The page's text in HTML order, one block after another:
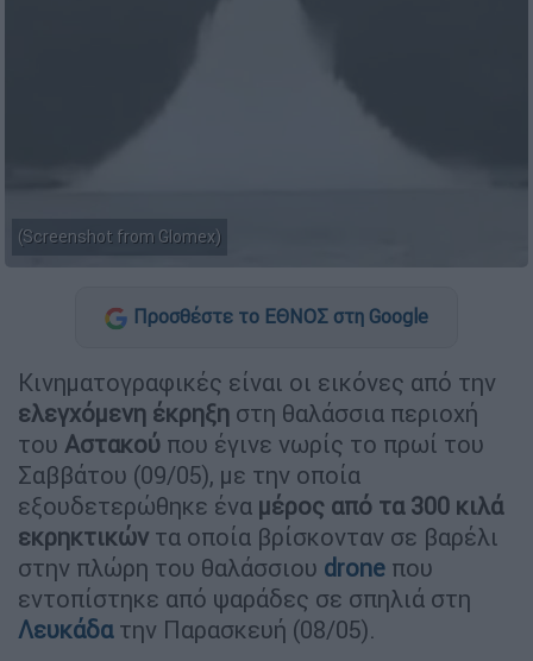
(Screenshot from Glomex)
Προσθέστε το ΕΘΝΟΣ στη Google
Κινηματογραφικές είναι οι εικόνες από την
ελεγχόμενη έκρηξη στη θαλάσσια περιοχή
του Αστακού που έγινε νωρίς το πρωί του
Σαββάτου (09/05), με την οποία
εξουδετερώθηκε ένα μέρος από τα 300 κιλά
εκρηκτικών τα οποία βρίσκονταν σε βαρέλι
στην πλώρη του θαλάσσιου drone που
εντοπίστηκε από ψαράδες σε σπηλιά στη
Λευκάδατην Παρασκευή (08/05).